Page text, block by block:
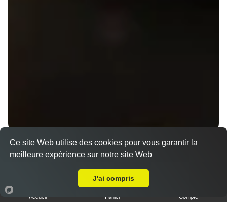
Menu V1 - Gyoza
Accueil Panier Compte
Ce site Web utilise des cookies pour vous garantir la
meilleure expérience sur notre site Web
J'ai compris